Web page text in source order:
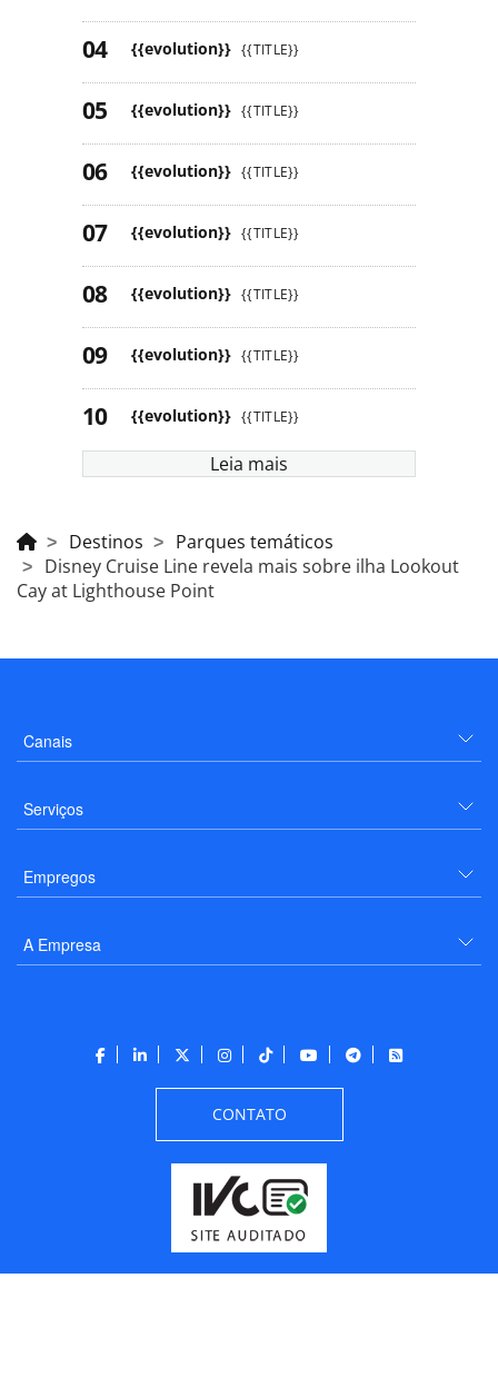
{{evolution}} {{TITLE}}
{{evolution}} {{TITLE}}
{{evolution}} {{TITLE}}
{{evolution}} {{TITLE}}
{{evolution}} {{TITLE}}
{{evolution}} {{TITLE}}
{{evolution}} {{TITLE}}
Leia mais
Destinos
Parques temáticos
Disney Cruise Line revela mais sobre ilha Lookout
Cay at Lighthouse Point
Canais
Serviços
Empregos
A Empresa
CONTATO